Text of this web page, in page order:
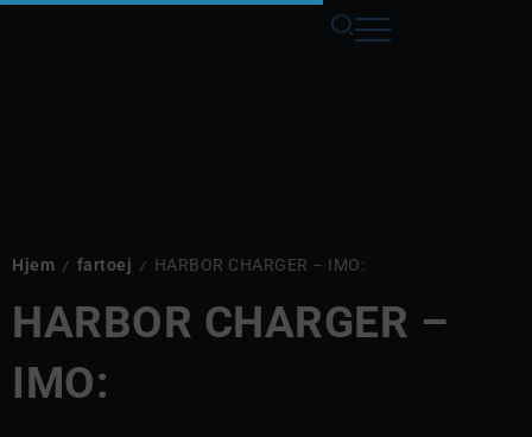
Hjem / fartoej / HARBOR CHARGER – IMO:
HARBOR CHARGER –
IMO: